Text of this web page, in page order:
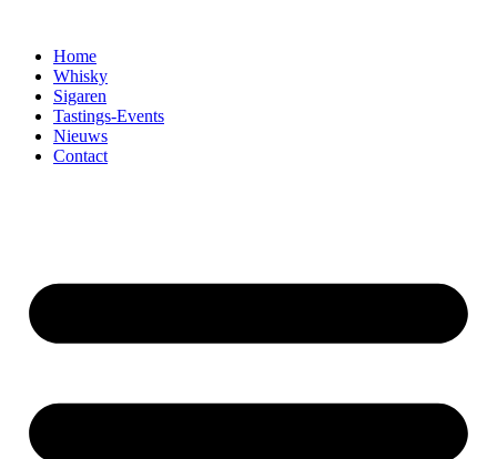
Home
Whisky
Sigaren
Tastings-Events
Nieuws
Contact